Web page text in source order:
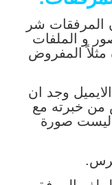
المرفقات شر
و الملفات
مثلاً المفروض
وجد ان
من خبرته مع
ليست صورة